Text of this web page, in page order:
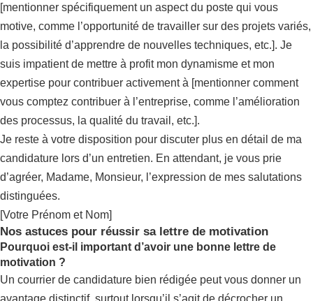
[mentionner spécifiquement un aspect du poste qui vous
motive, comme l’opportunité de travailler sur des projets variés,
la possibilité d’apprendre de nouvelles techniques, etc.]. Je
suis impatient de mettre à profit mon dynamisme et mon
expertise pour contribuer activement à [mentionner comment
vous comptez contribuer à l’entreprise, comme l’amélioration
des processus, la qualité du travail, etc.].
Je reste à votre disposition pour discuter plus en détail de ma
candidature lors d’un entretien. En attendant, je vous prie
d’agréer, Madame, Monsieur, l’expression de mes salutations
distinguées.
[Votre Prénom et Nom]
Nos astuces pour réussir sa lettre de motivation
Pourquoi est-il important d’avoir une bonne lettre de
motivation ?
Un courrier de candidature bien rédigée peut vous donner un
avantage distinctif, surtout lorsqu’il s’agit de décrocher un